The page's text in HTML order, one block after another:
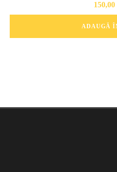
150,00
ADAUGĂ